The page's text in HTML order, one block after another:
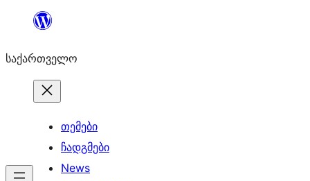
შიგთავსზე
საქართველო
თემები
ჩადგმები
News